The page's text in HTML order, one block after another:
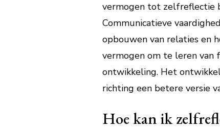
vermogen tot zelfreflectie
Communicatieve
opbouwen van relaties en
vermogen om te leren van
ontwikkeling. Het
richting een betere versie
Hoe kan ik